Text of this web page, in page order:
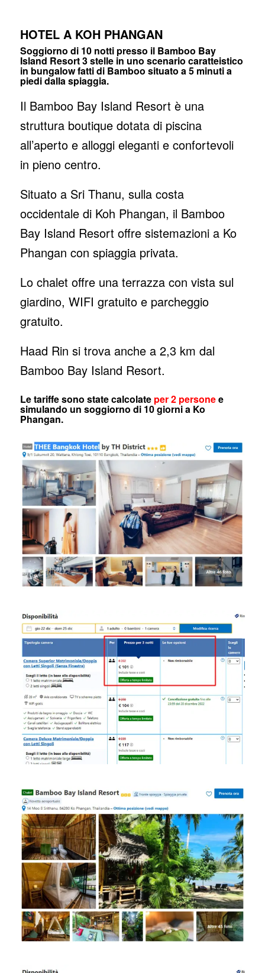
HOTEL A KOH PHANGAN
Soggiorno di 10 notti presso il Bamboo Bay
Island Resort 3 stelle in uno scenario caratteistico
in bungalow fatti di Bamboo situato a 5 minuti a
piedi dalla spiaggia.
Il Bamboo Bay Island Resort è una
struttura boutique dotata di piscina
all’aperto e alloggi eleganti e confortevoli
in pieno centro.
Situato a Sri Thanu, sulla costa
occidentale di Koh Phangan, il Bamboo
Bay Island Resort offre sistemazioni a Ko
Phangan con spiaggia privata.
Lo chalet offre una terrazza con vista sul
giardino, WIFI gratuito e parcheggio
gratuito.
Haad Rin si trova anche a 2,3 km dal
Bamboo Bay Island Resort.
Le tariffe sono state calcolate per 2 personee
simulando un soggiorno di 10 giorni a Ko
Phangan.